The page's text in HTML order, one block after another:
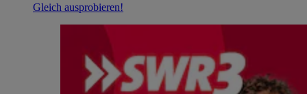
Gleich ausprobieren!